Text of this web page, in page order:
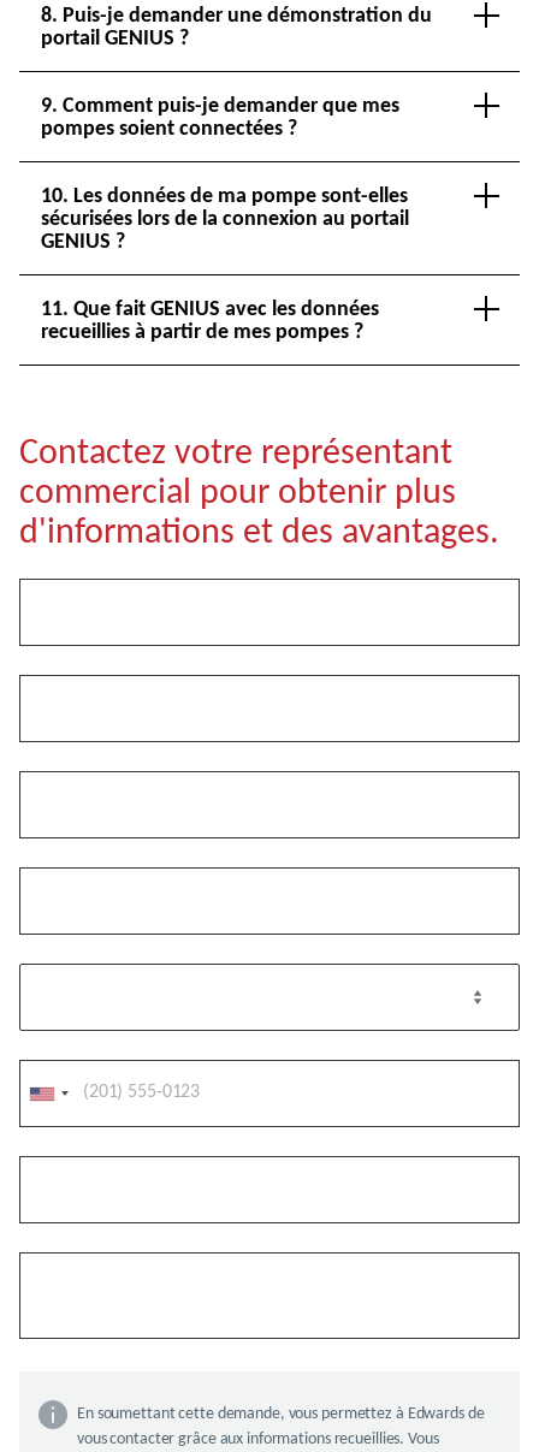
8. Puis-je demander une démonstration du
portail GENIUS ?
9. Comment puis-je demander que mes
pompes soient connectées ?
10. Les données de ma pompe sont-elles
sécurisées lors de la connexion au portail
GENIUS ?
11. Que fait GENIUS avec les données
recueillies à partir de mes pompes ?
Contactez votre représentant
commercial pour obtenir plus
d'informations et des avantages.
En soumettant cette demande, vous permettez à Edwards de
vous contacter grâce aux informations recueillies. Vous